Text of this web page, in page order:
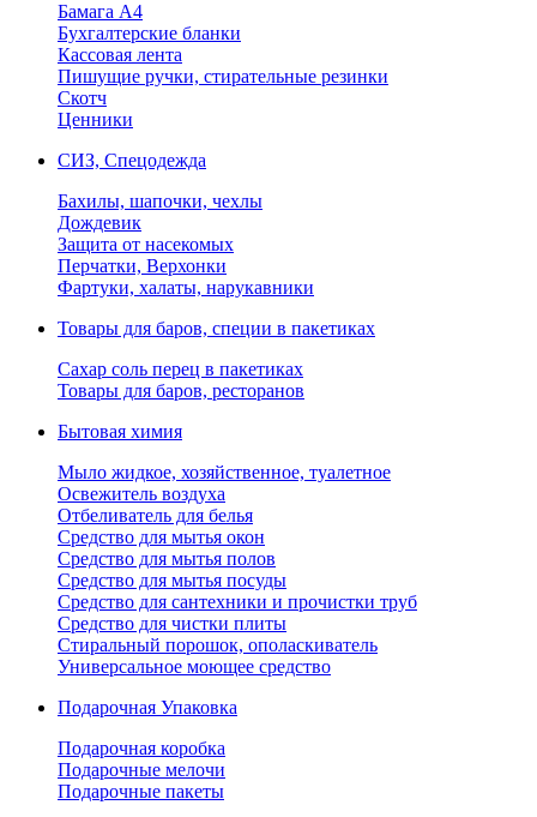
Бамага А4
Бухгалтерские бланки
Кассовая лента
Пишущие ручки, стирательные резинки
Скотч
Ценники
СИЗ, Спецодежда
Бахилы, шапочки, чехлы
Дождевик
Защита от насекомых
Перчатки, Верхонки
Фартуки, халаты, нарукавники
Товары для баров, специи в пакетиках
Сахар соль перец в пакетиках
Товары для баров, ресторанов
Бытовая химия
Мыло жидкое, хозяйственное, туалетное
Освежитель воздуха
Отбеливатель для белья
Средство для мытья окон
Средство для мытья полов
Средство для мытья посуды
Средство для сантехники и прочистки труб
Средство для чистки плиты
Стиральный порошок, ополаскиватель
Универсальное моющее средство
Подарочная Упаковка
Подарочная коробка
Подарочные мелочи
Подарочные пакеты